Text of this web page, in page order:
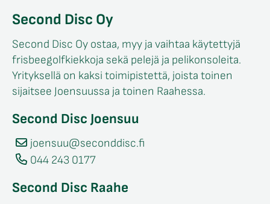
Second Disc Oy
Second Disc Oy ostaa, myy ja vaihtaa käytettyjä
frisbeegolfkiekkoja sekä pelejä ja pelikonsoleita.
Yrityksellä on kaksi toimipistettä, joista toinen
sijaitsee Joensuussa ja toinen Raahessa.
Second Disc Joensuu
joensuu@seconddisc.fi
044 243 0177
Second Disc Raahe